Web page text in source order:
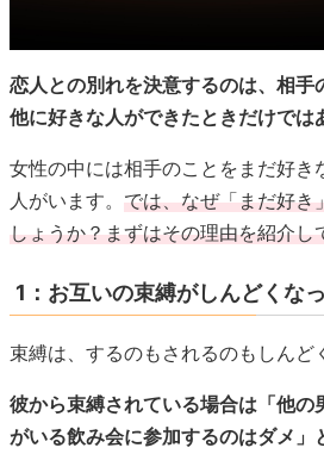
恋人との別れを決意するのは、相手
他に好きな人ができたときだけでは
女性の中には相手のことをまだ好き
人がいます。 では、なぜ「まだ好き
しょうか？まずはその理由を紹介し
1：お互いの束縛がしんどくな
束縛は、するのもされるのもしんど
彼から束縛されている場合は「他の
がいる飲み会に参加するのはダメ」